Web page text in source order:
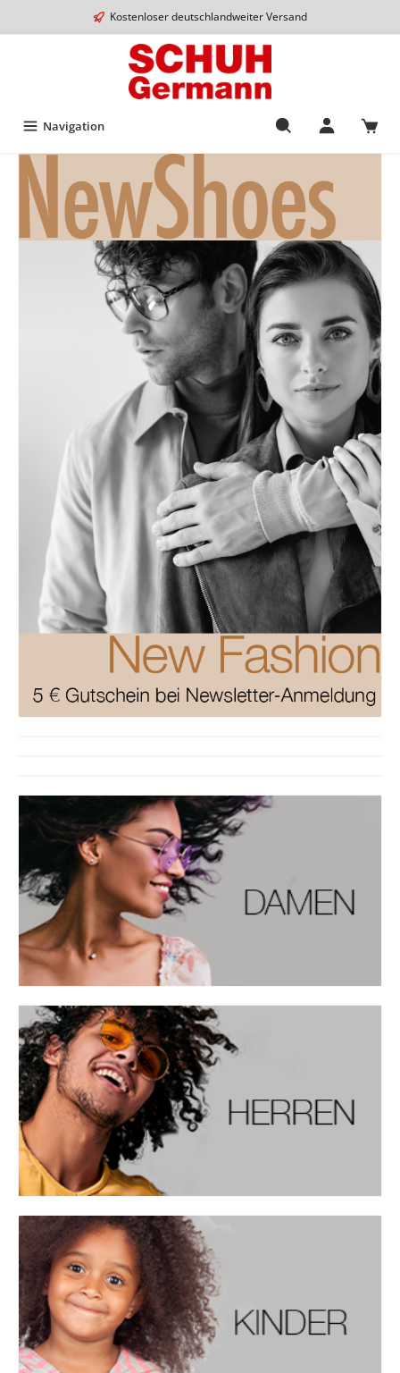
Kostenloser deutschlandweiter Versand
Navigation